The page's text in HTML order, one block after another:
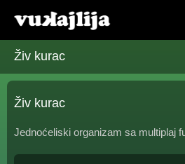
Živ kurac
Živ kurac
Jednoćeliski organizam sa multiplaj